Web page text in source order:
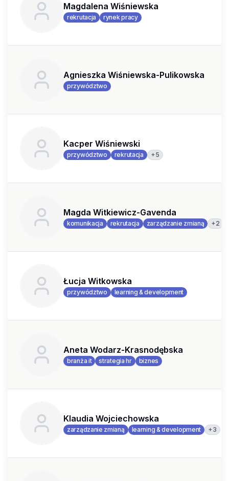
Magdalena Wiśniewska
rekrutacja rynek pracy
Agnieszka Wiśniewska-Pulikowska
przywództwo
Kacper Wiśniewski
przywództwo rekrutacja +5
Magda Witkiewicz-Gavenda
komunikacja rekrutacja zarządzanie zmianą +2
Łucja Witkowska
przywództwo learning & development
Aneta Wodarz-Krasnodębska
branża it strategia hr biznes
Klaudia Wojciechowska
zarządzanie zmianą learning & development +3